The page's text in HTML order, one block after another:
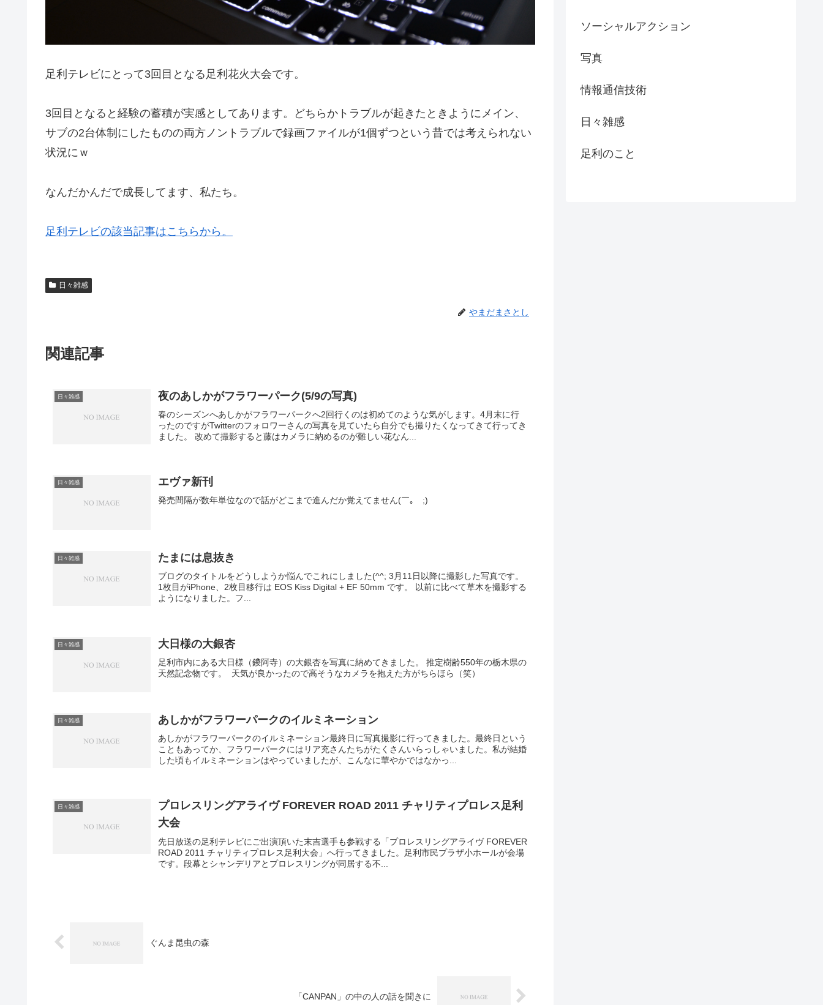
足利テレビにとって3回目となる足利花火大会です。
3回目となると経験の蓄積が実感としてあります。どちらかトラブルが起きたときようにメイン、
サブの2台体制にしたものの両方ノントラブルで録画ファイルが1個ずつという昔では考えられない
状況にｗ
なんだかんだで成長してます、私たち。
足利テレビの該当記事はこちらから。
日々雑感
やまだまさとし
関連記事
日々雑感 夜のあしかがフラワーパーク(5/9の写真)
春のシーズンへあしかがフラワーパークへ2回行くのは初めてのような気がします。4月末に行
ったのですがTwitterのフォロワーさんの写真を見ていたら自分でも撮りたくなってきて行ってき
ました。 改めて撮影すると藤はカメラに納めるのが難しい花なん...
日々雑感 エヴァ新刊
発売間隔が数年単位なので話がどこまで進んだか覚えてません(￣｡￣;)
日々雑感 たまには息抜き
ブログのタイトルをどうしようか悩んでこれにしました(^^; 3月11日以降に撮影した写真です。
1枚目がiPhone、2枚目移行は EOS Kiss Digital + EF 50mm です。 以前に比べて草木を撮影する
ようになりました。フ...
日々雑感 大日様の大銀杏
足利市内にある大日様（鑁阿寺）の大銀杏を写真に納めてきました。 推定樹齢550年の栃木県の
天然記念物です。 天気が良かったので高そうなカメラを抱えた方がちらほら（笑）
日々雑感 あしかがフラワーパークのイルミネーション
あしかがフラワーパークのイルミネーション最終日に写真撮影に行ってきました。最終日という
こともあってか、フラワーパークにはリア充さんたちがたくさんいらっしゃいました。私が結婚
した頃もイルミネーションはやっていましたが、こんなに華やかではなかっ...
日々雑感
プロレスリングアライヴ FOREVER ROAD 2011 チャリティプロレス足利
大会
先日放送の足利テレビにご出演頂いた末吉選手も参戦する「プロレスリングアライヴ FOREVER
ROAD 2011 チャリティプロレス足利大会」へ行ってきました。足利市民プラザ小ホールが会場
です。段幕とシャンデリアとプロレスリングが同居する不...
ぐんま昆虫の森
「CANPAN」の中の人の話を聞きに
ソーシャルアクション
写真
情報通信技術
日々雑感
足利のこと